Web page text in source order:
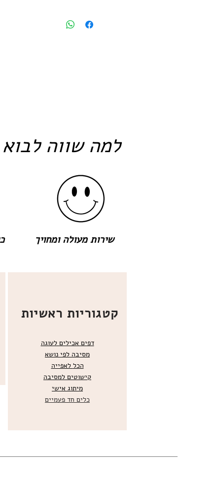
למה שווה לבוא
שירות מעולה ומחויך
קטגוריות ראשיות
דפים אכילים לעוגה
מסיבה לפי נושא
הכל לאפייה
קישוטים למסיבה
מיתוג אישי
כלים חד פעמיים